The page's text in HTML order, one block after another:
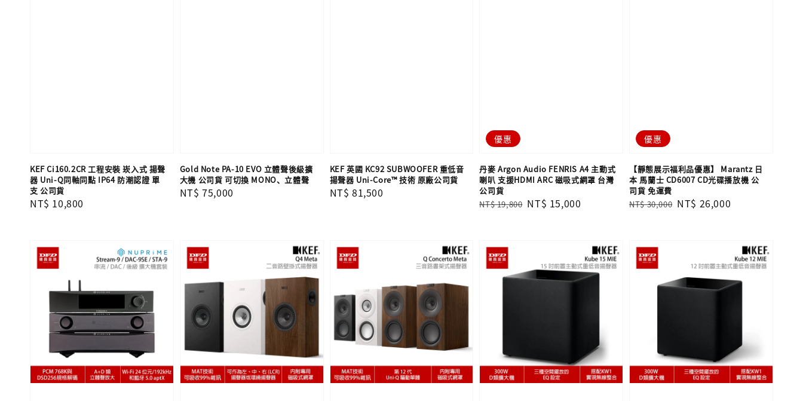
KEF Ci160.2CR 工程安裝 崁入式 揚聲
器 Uni-Q同軸同點 IP64 防潮認證 單
支​​​​​​​ 公司貨
Regular
NT$ 10,800
Gold Note PA-10 EVO 立體聲後級擴
大機 公司貨 可切換 MONO、立體聲
Regular
NT$ 75,000
KEF 英國 KC92 SUBWOOFER 重低音
揚聲器 Uni-Core™ 技術 原廠公司貨
Regular
NT$ 81,500
優惠
丹麥 Argon Audio FENRIS A4 主動式
喇叭 支援HDMI ARC 磁吸式網罩 台灣
公司貨
Regular
NT$ 19,800 Sale
NT$ 15,000
優惠
【靜態展示福利品優惠】 Marantz 日
本 馬蘭士 CD6007 CD光碟播放機 公
司貨 免運費
Regular
NT$ 30,000 Sale
NT$ 26,000